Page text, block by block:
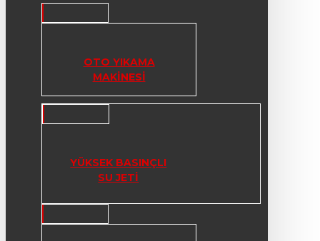
OTO YIKAMA
MAKINESI
YÜKSEK BASINÇLI
SU JETI